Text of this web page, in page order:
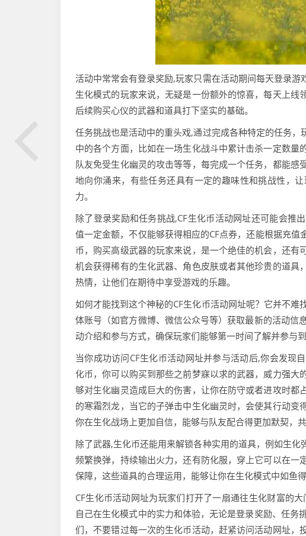
活动中常常会有登录奖励,玩家只需在活动期间每天登录
生化模式的玩家来说，无疑是一份额外的惊喜，每天上
后续购买心仪的武器和道具打下坚实的基础。
任务挑战也是活动中的重头戏,通过完成各种特定的任务
中的各个方面，比如在一场生化战斗中累计击杀一定数
队友免受生化幽灵的攻击等等，每完成一个任务，都能
地向你涌来，有些任务还具有一定的趣味性和挑战性，
力。
除了登录奖励和任务挑战,CF生化币活动网址还可能会推
值一定金额，不仅能够获得相应的CF点券，还能根据充
币，购买高级武器的玩家来说，是一个绝佳的机会，还
机会获得稀有的生化武器、角色皮肤或者其他珍贵的道
热情，让他们在期待中享受游戏的乐趣。
如何才能找到这个神秘的CF生化币活动网址呢？它并不
体账号（如官方微博、微信公众号等）获取最新的活动信
动介绍和参与方式，确保玩家们能够第一时间了解并参与到
当你成功访问CF生化币活动网址并参与活动后,你会发现
化币，你可以购买到那些之前梦寐以求的武器，威力强
够对生化幽灵造成巨大的伤害，让你在防守或者进攻时
的寒霜烈龙，当它的子弹击中生化幽灵时，会使其行动
你在生化战场上更加自信，能够与队友配合得更加默契，
除了武器,生化币还能用来解锁各种实用的道具，例如生
频繁换弹，持续输出火力，还有防化服，穿上它可以在
保障，这些道具的合理运用，能够让你在生化模式中如鱼
CF生化币活动网址为玩家们打开了一扇通往生化财富的
自己在生化模式中的实力和体验，无论是登录奖励、任务
们，不要错过每一次的生化币活动，赶紧访问活动网址